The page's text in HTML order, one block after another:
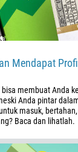
Mendapat
membuat Anda
Anda pintar
masuk,
Baca dan lihatlah.